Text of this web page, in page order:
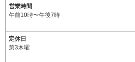
営業時間
午前10時〜午後7時
定休日
第3木曜